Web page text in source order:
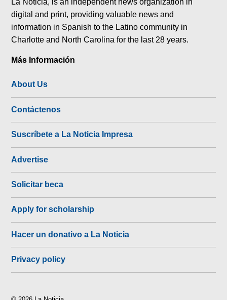
digital and print, providing valuable news and
information in Spanish to the Latino community in
Charlotte and North Carolina for the last 28 years.
Más Información
About Us
Contáctenos
Suscríbete a La Noticia Impresa
Advertise
Solicitar beca
Apply for scholarship
Hacer un donativo a La Noticia
Privacy policy